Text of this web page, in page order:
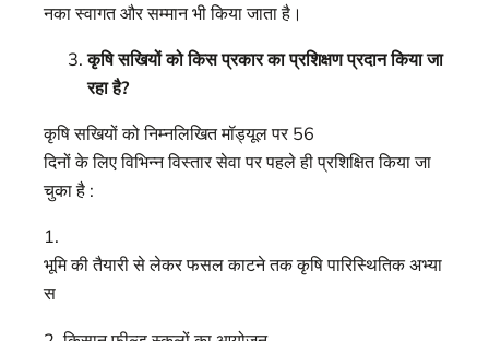
नका स्वागत और सम्मान भी किया जाता है।
कृषि सखियों कोकिस प्रकार का प्रशिक्षण प्रदान किया जा
रहा है?
कृषि सखियों को निम्नलिखित मॉड्यूल पर 56
दिनों के लिए विभिन्न विस्तार सेवा पर पहले ही प्रशिक्षित किया जा
चुका है :
1.
भूमि की तैयारी से लेकर फसल काटने तक कृषि पारिस्थितिक अभ्या
स